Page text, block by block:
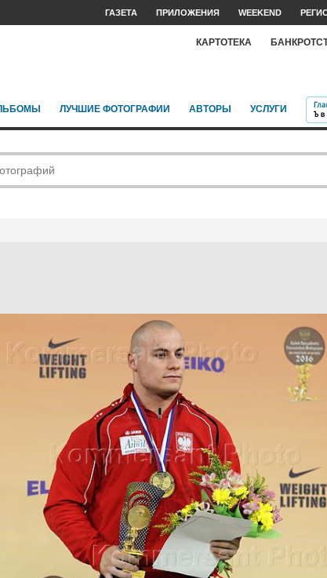
ГАЗЕТА ПРИЛОЖЕНИЯ WEEKEND
КАРТОТЕКА
ЛУЧШИЕ ФОТОГРАФИИ АВТОРЫ УСЛУГИ